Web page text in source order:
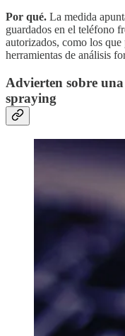
Por qué. La medida
guardados en el teléfono
autorizados, como los
herramientas de análisis
Advierten sobre
spraying